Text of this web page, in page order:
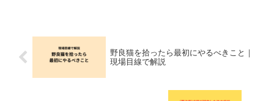
野良猫を拾ったら最初にやるべきこと｜
現場目線で解説